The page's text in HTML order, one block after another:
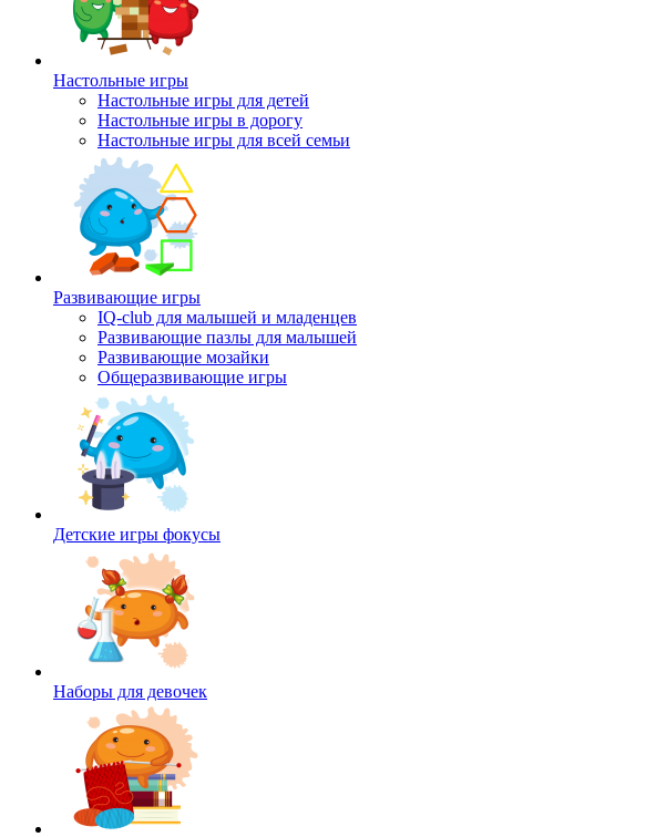
Настольные игры
Настольные игры для детей
Настольные игры в дорогу
Настольные игры для всей семьи
Развивающие игры
IQ-club для малышей и младенцев
Развивающие пазлы для малышей
Развивающие мозайки
Общеразвивающие игры
Детские игры фокусы
Наборы для девочек